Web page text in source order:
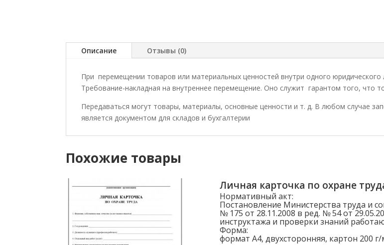
Описание Отзывы (0)
При перемещении товаров или материальных ценностей внутри одного юридического
Требование-накладная на внутреннее перемещение. Оно служит гарантом того, что
Передаваться могут товары, материалы, основные ценности и т. д. В любом случае
является документом для складов и бухгалтерии
Похожие товары
Личная карточка по охране
Нормативный акт:
Постановление Министерства труда и
№ 175 от 28.11.2008 в ред. № 54 от
инструктажа и проверки знаний
Форма:
формат А4, двухсторонняя, картон 200 г/